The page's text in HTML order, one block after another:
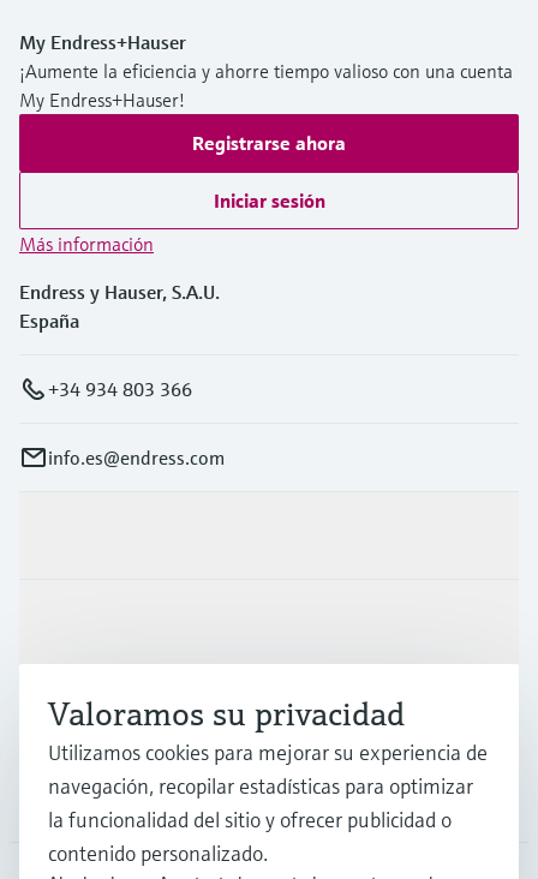
My Endress+Hauser
¡Aumente la eficiencia y ahorre tiempo valioso con una cuenta
My Endress+Hauser!
Registrarse ahora
Iniciar sesión
Más información
Endress y Hauser, S.A.U.
España
+34 934 803 366
info.es@endress.com
Soporte
Compañía
Valoramos su privacidad
Utilizamos cookies para mejorar su experiencia de
navegación, recopilar estadísticas para optimizar
la funcionalidad del sitio y ofrecer publicidad o
contenido personalizado.